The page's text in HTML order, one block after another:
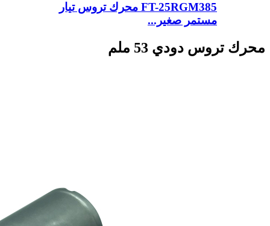
FT-25RGM385 محرك تروس تيار
مستمر صغير...
محرك تروس دودي 53 ملم